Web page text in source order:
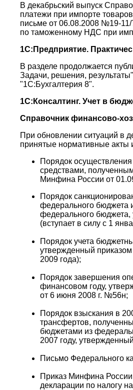
В декабрьский выпуск
платежи при импорте
письме от 06.08.2008 №19-11/
по таможенному НДС при
1С:Предприятие.
В разделе продолжается
Задачи, решения,
"1С:Бухгалтерия 8".
1С:Консалтинг. Учет в
Справочник финансово-
При обновлении ситуаций в
принятые нормативные акты
Порядок
средствами,
Минфина России от
Порядок
федерального бюджета
федерального
(вступает в силу с 1
Порядок учета
утвержденный
2009 года);
Порядок завершения
финансовом году,
от 6 июня 2008 г. №56н;
Порядок взыскания в
трансфертов,
бюджетами из
2007 году,
Письмо Федерального
Приказ Минфина
декларации по налогу